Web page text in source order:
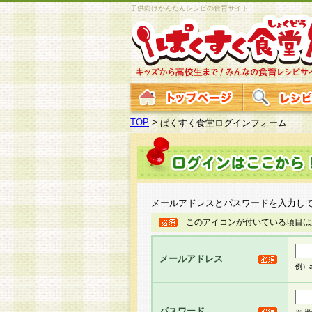
子供向けかんたんレシピの食育サイト
TOP >ぱくすく食堂ログインフォーム
メールアドレスとパスワードを入力し
このアイコンが付いている項目
メールアドレス
例）